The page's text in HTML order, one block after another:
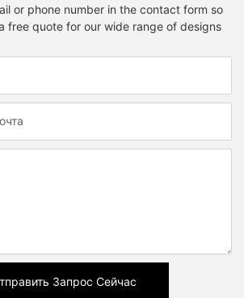
or phone number in the contact form so
free quote for our wide range of designs
Запрос Сейчас